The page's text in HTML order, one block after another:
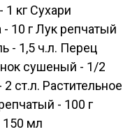
кг Сухари
10 г Лук репчатый
- 1,5 ч.л. Перец
сушеный - 1/2
ст.л. Растительное
- 100 г
150 мл